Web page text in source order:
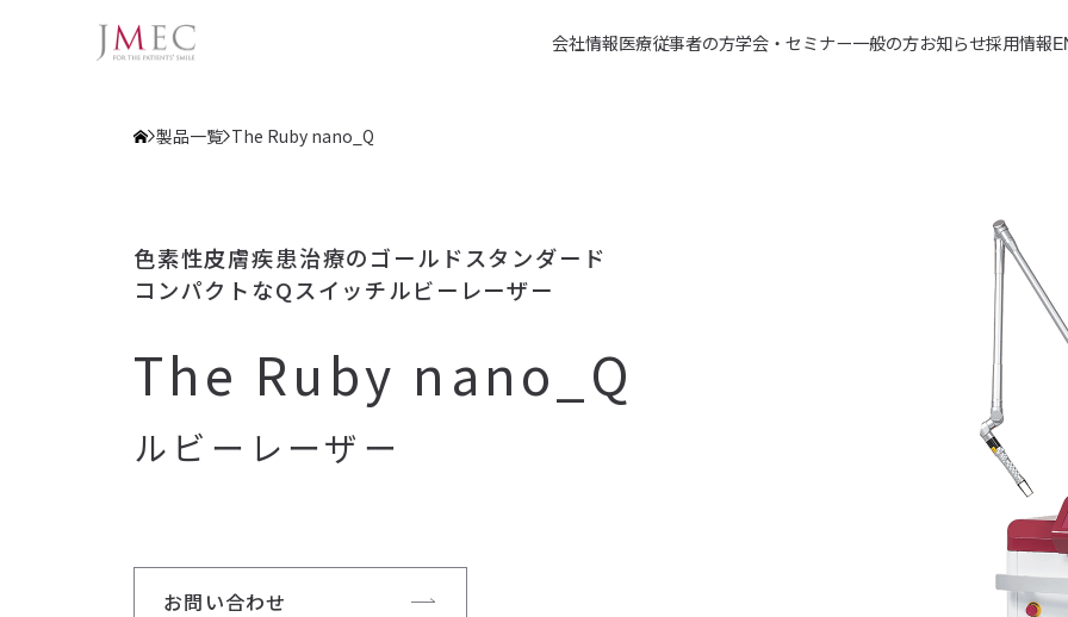
会社情報医療従事者の方学会・セミナー一般の方お知らせ採用情報
製品一覧 The Ruby nano_Q
色素性皮膚疾患治療のゴールドスタンダード
コンパクトなQスイッチルビーレーザー
The Ruby nano_Q
ルビーレーザー
お問い合わせ